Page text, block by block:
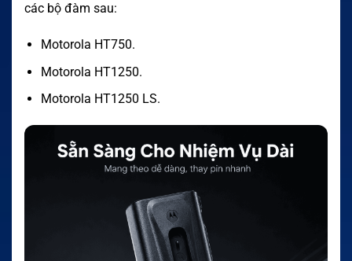
các bộ đàm sau:
Motorola HT750.
Motorola HT1250.
Motorola HT1250 LS.